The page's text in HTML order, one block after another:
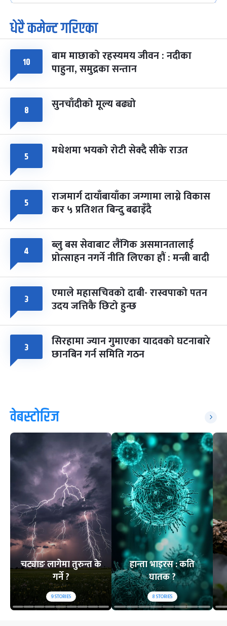
७ पूर्णिमा व्रत
चैत्र ७, २०८३-Mar 21, 2027
८
सोम
फागुपूर्णिमा
चैत्र ८, २०८३-Mar 22, 2027
७ महिना बाँकी
धेरै कमेन्ट गरिएका
१० बाम माछाको रहस्यमय जीवन : नदीका
पाहुना, समुद्रका सन्तान
८ सुनचाँदीको मूल्य बढ्यो
५ मधेशमा भयको रोटी सेक्दै सीके राउत
५ राजमार्ग दायाँबायाँका जग्गामा लाग्ने विकास
कर ५ प्रतिशत बिन्दु बढाइँदै
४ ब्लु बस सेवाबाट लैंगिक असमानतालाई
प्रोत्साहन नगर्ने नीति लिएका हौं : मन्त्री बादी
३ एमाले महासचिवको दाबी- रास्वपाको पतन
उदय जत्तिकै छिटो हुन्छ
३ सिरहामा ज्यान गुमाएका यादवको घटनाबारे
छानबिन गर्न समिति गठन
वेबस्टोरिज
चट्याङ लागेमा तुरुन्त के
गर्ने ?
9STORIES
हान्ता भाइरस : कति
घातक ?
8STORIES